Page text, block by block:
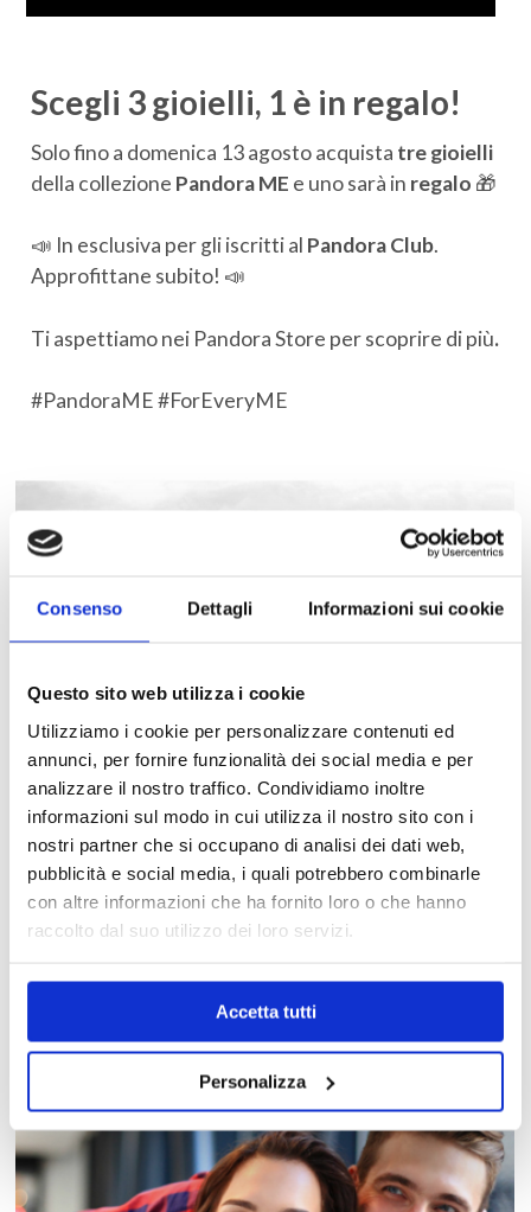
Consenso Dettagli Informazioni sui cookie
Questo sito web utilizza i cookie
Utilizziamo i cookie per personalizzare contenuti ed
annunci, per fornire funzionalità dei social media e per
analizzare il nostro traffico. Condividiamo inoltre
informazioni sul modo in cui utilizza il nostro sito con i
nostri partner che si occupano di analisi dei dati web,
pubblicità e social media, i quali potrebbero combinarle
con altre informazioni che ha fornito loro o che hanno
raccolto dal suo utilizzo dei loro servizi.
Accetta tutti
Personalizza
Scegli 3 gioielli, 1 è in regalo!
Solo fino a domenica 13 agosto acquista tre gioielli
della collezione Pandora ME e uno sarà in regalo 🎁
📣 In esclusiva per gli iscritti al Pandora Club.
Approfittane subito! 📣
Ti aspettiamo nei Pandora Store per scoprire di più.
#PandoraME #ForEveryME
Trova in un attimo il punto vendita che ti interessa!